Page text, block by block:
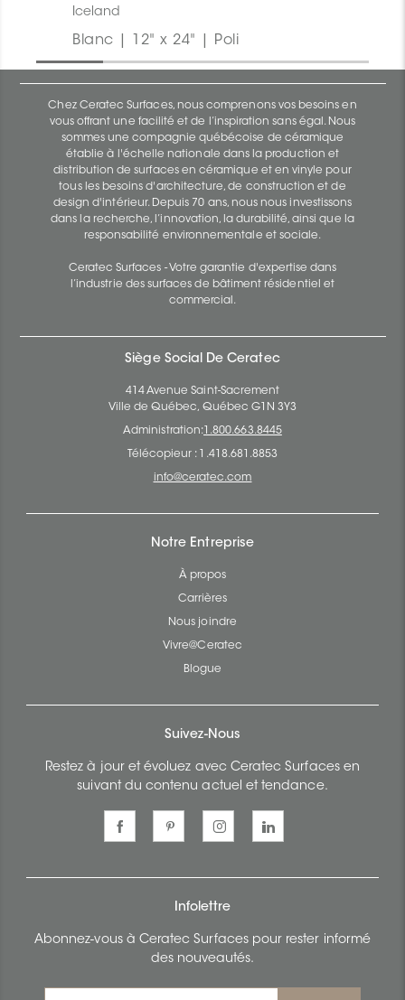
Iceland
Blanc | 12" x 24" | Poli
Chez Ceratec Surfaces, nous comprenons vos besoins en
vous offrant une facilité et de l’inspiration sans égal. Nous
sommes une compagnie québécoise de céramique
établie à l'échelle nationale dans la production et
distribution de surfaces en céramique et en vinyle pour
tous les besoins d'architecture, de construction et de
design d'intérieur. Depuis 70 ans, nous nous investissons
dans la recherche, l’innovation, la durabilité, ainsi que la
responsabilité environnementale et sociale.
Ceratec Surfaces - Votre garantie d'expertise dans
l’industrie des surfaces de bâtiment résidentiel et
commercial.
Siège Social De Ceratec
414 Avenue Saint-Sacrement
Ville de Québec, Québec G1N 3Y3
Administration: 1.800.663.8445
Télécopieur : 1.418.681.8853
info@ceratec.com
Notre Entreprise
À propos
Carrières
Nous joindre
Vivre@Ceratec
Blogue
Suivez-Nous
Restez à jour et évoluez avec Ceratec Surfaces en
suivant du contenu actuel et tendance.
Infolettre
Abonnez-vous à Ceratec Surfaces pour rester informé
des nouveautés.